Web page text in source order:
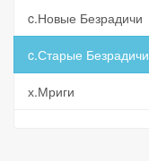
c.Новые Безрадичи
c.Старые Безрадичи
х.Мриги